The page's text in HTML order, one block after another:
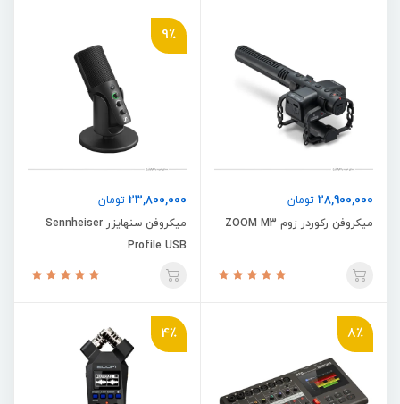
28,900,000 تومان
میکروفن رکوردر زوم ZOOM M3
9٪
23,800,000 تومان
میکروفن سنهایزر Sennheiser
Profile USB
8٪ 4٪